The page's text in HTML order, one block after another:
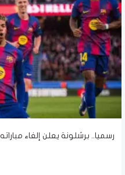
رسميا.. برشلونة يعلن إلغاء